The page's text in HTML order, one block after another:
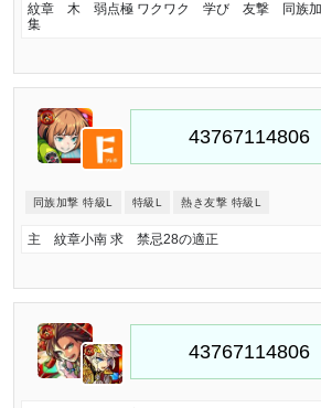
紋章 木 弱点極 ワクワク 学び 友撃 同族加
集
同族加撃 特級L 特級L 熱き友撃 特級L
主 紋章小南 求 禁忌28の適正